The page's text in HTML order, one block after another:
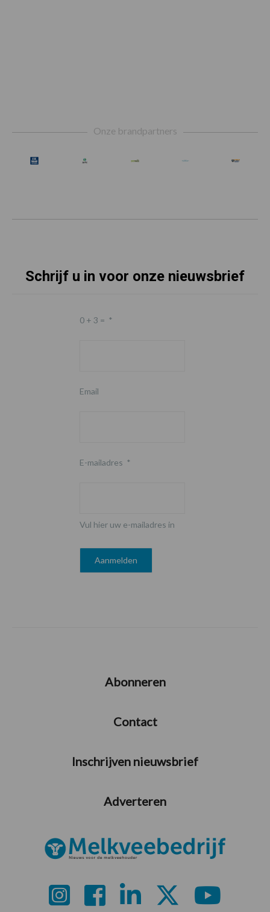
Onze brandpartners
Schrijf u in voor onze nieuwsbrief
0 + 3 = *
Email
E-mailadres *
Vul hier uw e-mailadres in
Abonneren
Contact
Inschrijven nieuwsbrief
Adverteren